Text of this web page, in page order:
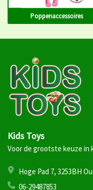
Poppenaccessoires
Kids Toys
Voor de grootste keuze
Hoge Pad 7, 3253BH
06-29487853